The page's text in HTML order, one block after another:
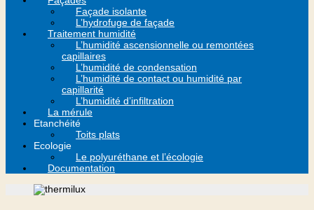
Façade isolante
L’hydrofuge de façade
Traitement humidité
L’humidité ascensionnelle ou remontées
capillaires
L’humidité de condensation
L’humidité de contact ou humidité par
capillarité
L’humidité d’infiltration
La mérule
Etanchéité
Toits plats
Ecologie
Le polyuréthane et l’écologie
Documentation